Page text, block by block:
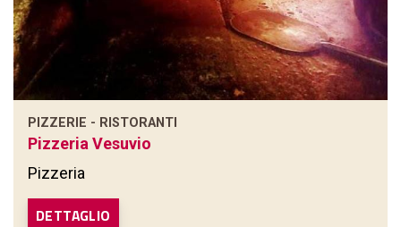
PIZZERIE - RISTORANTI
Pizzeria Vesuvio
Pizzeria
DETTAGLIO